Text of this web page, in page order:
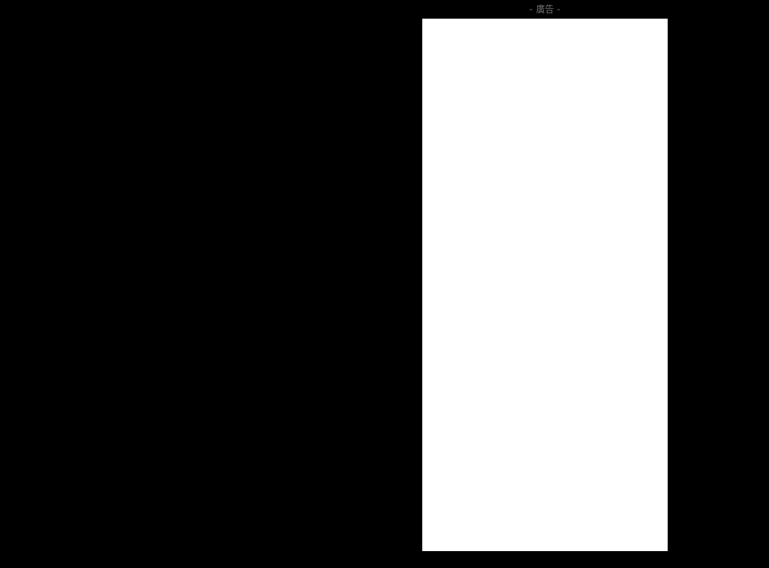
- 廣告 -